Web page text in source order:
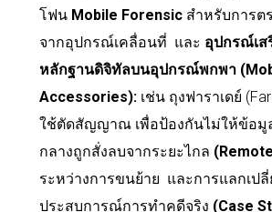
โฟน Mobile Forensic สำหรับการต
จากอุปกรณ์เคลื่อนที่ และ อุปกรณ์เส
หลักฐานดิจิทัลบนอุปกรณ์พกพา
Accessories):เช่น ถุงฟาราเดย์
ใช้ตัดสัญญาณ เพื่อป้องกันไม่ให้ข้อมู
กลางถูกสั่งลบจากระยะไกล
ระหว่างการขนย้าย และการแลกเป
ประสบการณ์การทำคดีจริง (Case